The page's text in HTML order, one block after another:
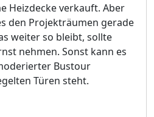
Heizdecke verkauft. Aber
den Projekträumen gerade
weiter so bleibt, sollte
nehmen. Sonst kann es
Bustour
Türen steht.